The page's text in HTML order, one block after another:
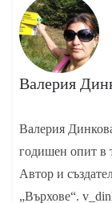
Валерия
Валерия
годишен опит в
Автор и
„Върхове“.